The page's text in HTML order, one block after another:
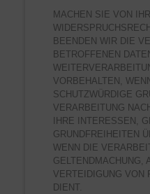
MACHEN SIE VON
BEENDEN WIR DIE
BETROFFENEN
VORBEHALTEN,
SCHUTZWÜRDIGE
VERARBEITUNG
IHRE INTERESSEN,
GRUNDFREIHEITEN
WENN DIE
GELTENDMACHUNG,
VERTEIDIGUNG VON
DIENT.